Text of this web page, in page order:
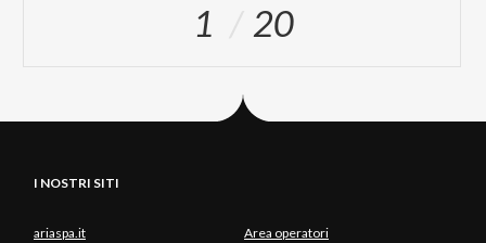
1 20
I NOSTRI SITI
ariaspa.it Area operatori